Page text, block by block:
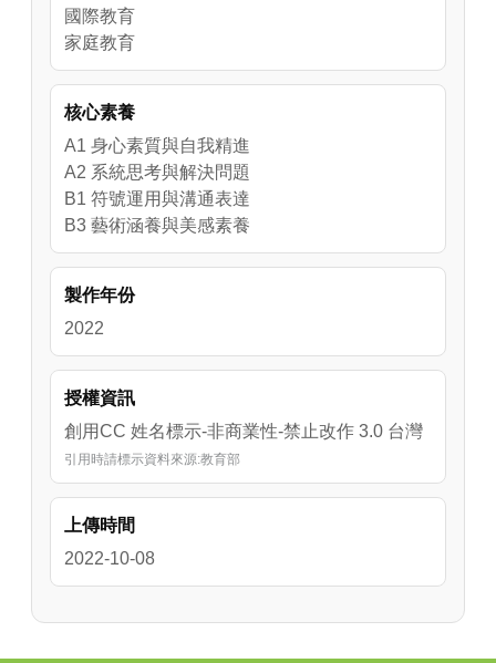
5-Ⅰ-6 利用圖像、故事結構等策略，協助文本
的理解與內容重述。
5-Ⅰ-7 運用簡單的預測、推論等策略，找出句
國際教育
家庭教育
核心素養
A1 身心素質與自我精進
A2 系統思考與解決問題
B1 符號運用與溝通表達
B3 藝術涵養與美感素養
製作年份
2022
授權資訊
創用CC 姓名標示-非商業性-禁止改作 3.0 台灣
引用時請標示資料來源:教育部
上傳時間
2022-10-08